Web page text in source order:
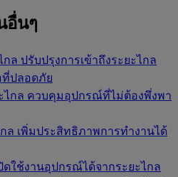
อื่นๆ
กล ปรับปรุงการเข้าถึงระยะไกล
ที่ปลอดภัย
ไกล ควบคุมอุปกรณ์ที่ไม่ต้องพึ่งพา
ล เพิ่มประสิทธิภาพการทำงานได้
ดใช้งานอุปกรณ์ได้จากระยะไกล